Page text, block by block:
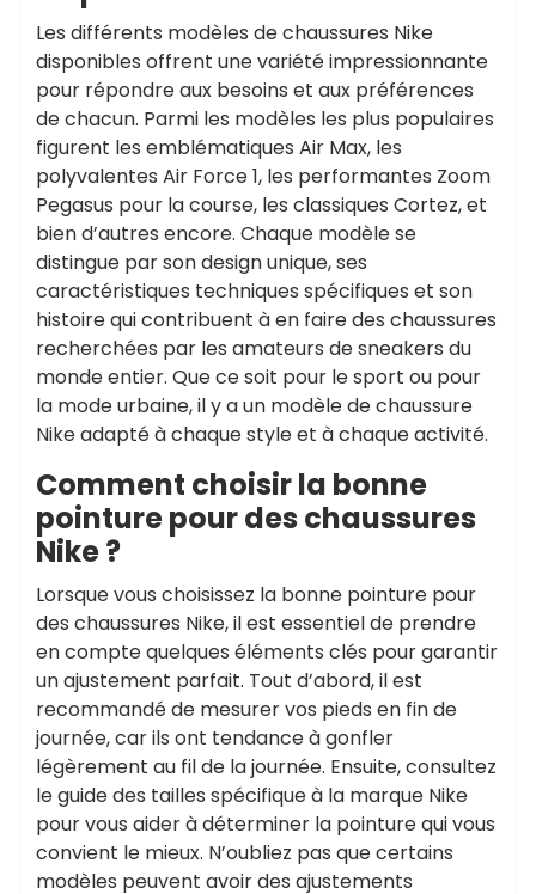
Les différents modèles de chaussures Nike
disponibles offrent une variété impressionnante
pour répondre aux besoins et aux préférences
de chacun. Parmi les modèles les plus populaires
figurent les emblématiques Air Max, les
polyvalentes Air Force 1, les performantes Zoom
Pegasus pour la course, les classiques Cortez, et
bien d’autres encore. Chaque modèle se
distingue par son design unique, ses
caractéristiques techniques spécifiques et son
histoire qui contribuent à en faire des chaussures
recherchées par les amateurs de sneakers du
monde entier. Que ce soit pour le sport ou pour
la mode urbaine, il y a un modèle de chaussure
Nike adapté à chaque style et à chaque activité.
Comment choisir la bonne
pointure pour des chaussures
Nike ?
Lorsque vous choisissez la bonne pointure pour
des chaussures Nike, il est essentiel de prendre
en compte quelques éléments clés pour garantir
un ajustement parfait. Tout d’abord, il est
recommandé de mesurer vos pieds en fin de
journée, car ils ont tendance à gonfler
légèrement au fil de la journée. Ensuite, consultez
le guide des tailles spécifique à la marque Nike
pour vous aider à déterminer la pointure qui vous
convient le mieux. N’oubliez pas que certains
modèles peuvent avoir des ajustements